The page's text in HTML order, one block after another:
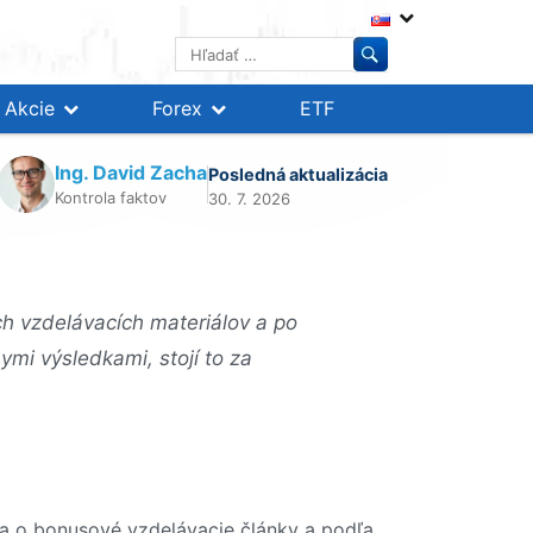
Hľadať:
Akcie Forex ETF
Ing. David Zacha
Kontrola faktov
Posledná aktualizácia
30. 7. 2026
vzdelávacích materiálov a po
výsledkami, stojí to za